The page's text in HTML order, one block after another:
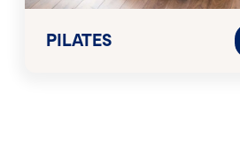
PILATES